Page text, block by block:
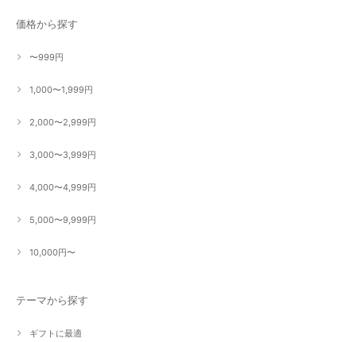
価格から探す
〜999円
1,000〜1,999円
2,000〜2,999円
3,000〜3,999円
4,000〜4,999円
5,000〜9,999円
10,000円〜
テーマから探す
ギフトに最適